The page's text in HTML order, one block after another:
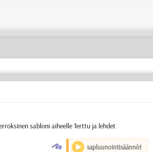
sabloni aiheelle Terttu ja lehdet
O sapluunointisäännöt